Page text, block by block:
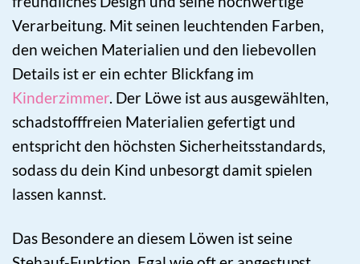
Verarbeitung. Mit seinen leuchtenden Farben,
den weichen Materialien und den liebevollen
Details ist er ein echter Blickfang im
Kinderzimmer. Der Löwe ist aus ausgewählten,
schadstofffreien Materialien gefertigt und
entspricht den höchsten Sicherheitsstandards,
sodass du dein Kind unbesorgt damit spielen
lassen kannst.
Das Besondere an diesem Löwen ist seine